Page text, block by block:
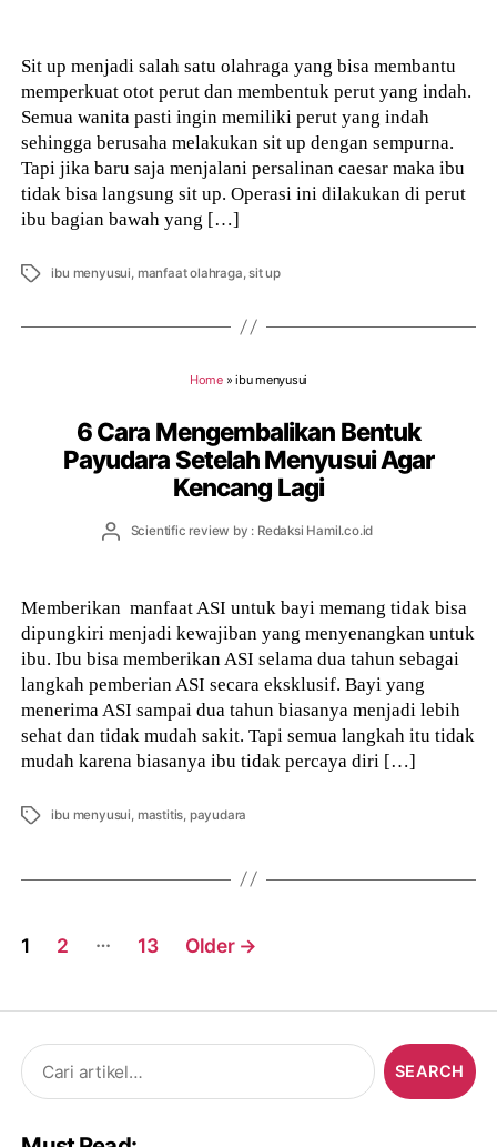
Sit up menjadi salah satu olahraga yang bisa membantu
memperkuat otot perut dan membentuk perut yang indah.
Semua wanita pasti ingin memiliki perut yang indah
sehingga berusaha melakukan sit up dengan sempurna.
Tapi jika baru saja menjalani persalinan caesar maka ibu
tidak bisa langsung sit up. Operasi ini dilakukan di perut
ibu bagian bawah yang […]
Tags ibu menyusui, manfaat olahraga,sit up
Home»ibu menyusui
6 Cara Mengembalikan Bentuk
Payudara Setelah Menyusui Agar
Kencang Lagi
PostScientific review by : Redaksi Hamil.co.id
Memberikan manfaat ASI untuk bayi memang tidak bisa
dipungkiri menjadi kewajiban yang menyenangkan untuk
ibu. Ibu bisa memberikan ASI selama dua tahun sebagai
langkah pemberian ASI secara eksklusif. Bayi yang
menerima ASI sampai dua tahun biasanya menjadi lebih
sehat dan tidak mudah sakit. Tapi semua langkah itu tidak
mudah karena biasanya ibu tidak percaya diri […]
Tags ibu menyusui, mastitis, payudara
Posts
navigation
1 2 … 13 Older →
Search
for: